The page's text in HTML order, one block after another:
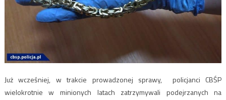
Już wcześniej, w trakcie prowadzonej sprawy, policjanci CBŚP
wielokrotnie w minionych latach zatrzymywali podejrzanych na